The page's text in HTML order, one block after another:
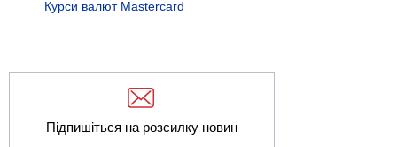
Курси валют Mastercard
Підпишіться на розсилку новин